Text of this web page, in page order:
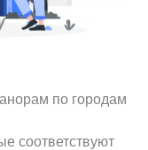
по городам
соответствуют